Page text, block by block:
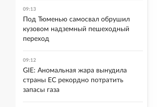
09:13
Под Тюменью самосвал обрушил
кузовом надземный пешеходный
переход
09:12
GIE: Аномальная жара вынудила
страны ЕС рекордно потратить
запасы газа